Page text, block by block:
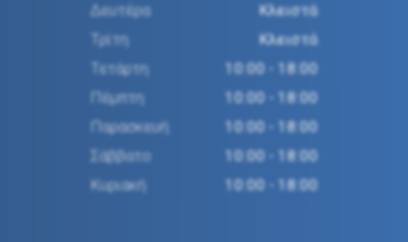
Δευτέρα
Κλειστά
Τρίτη
Κλειστά
Τετάρτη
10:00 - 18:00
Πέμπτη
10:00 - 18:00
Παρασκευή
10:00 - 18:00
Σάββατο
10:00 - 18:00
Κυριακή
10:00 - 18:00